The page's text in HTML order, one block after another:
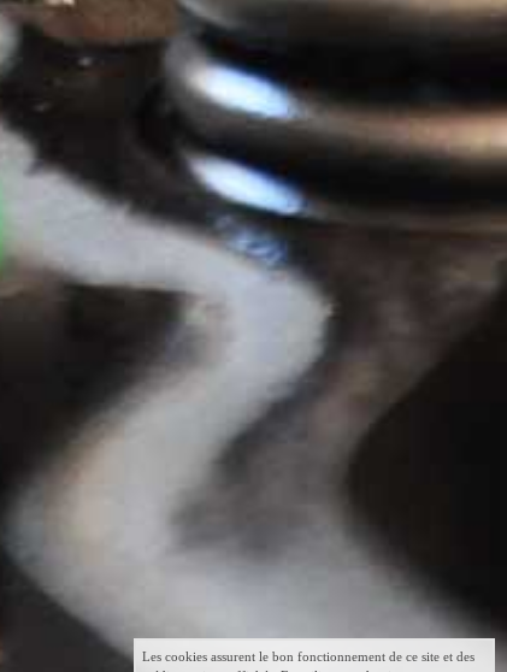
Les cookies assurent le bon fonctionnement de ce site et des